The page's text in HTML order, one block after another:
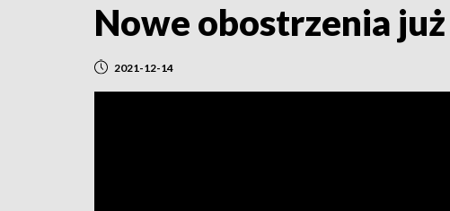
Nowe obostrzenia
2021-12-14